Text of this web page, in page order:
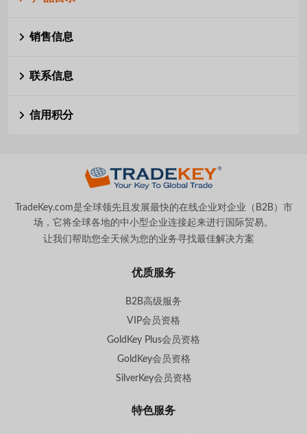
销售信息
联系信息
信用积分
TradeKey.com是全球领先且发展最快的在线企业对企业（B2B）市
场，它将全球各地的中小型企业连接起来进行国际贸易。
让我们帮助您全天候为您的业务寻找最佳解决方案
优质服务
B2B高级服务
VIP会员资格
GoldKey Plus会员资格
GoldKey会员资格
SilverKey会员资格
特色服务